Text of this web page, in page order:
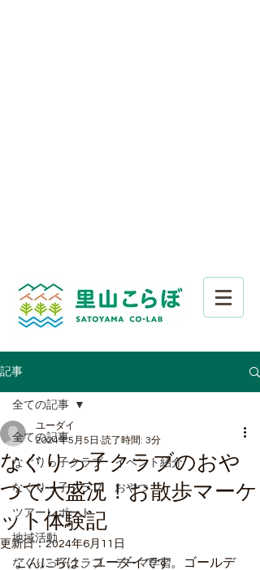
記事
全ての記事
なぐりっ子クラブ イベント紹介
なぐりっ子クラブ おやつ
ツアーレポート
地域活動
なぐりっ子クラブ テーマ学習
全ての記事
なぐりっ子クラブのおや
つで大盛況！お散歩マーケ
ット体験記
ユーダイ
2024年5月5日 読了時間: 3分
更新日：2024年6月11日
こんにちは、ユーダイです。ゴールデ